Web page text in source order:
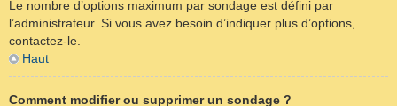
Le nombre d’options maximum par sondage est défini par
l’administrateur. Si vous avez besoin d’indiquer plus d’options,
contactez-le.
Haut
Comment modifier ou supprimer un sondage ?